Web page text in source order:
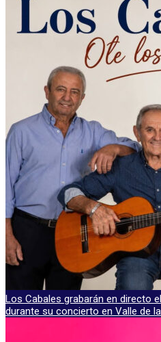
Los Cabales grabarán en directo
durante su concierto en Valle de